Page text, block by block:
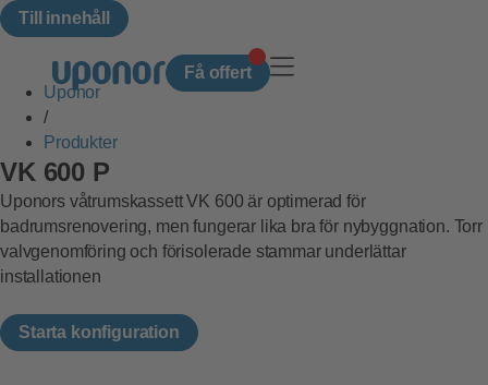
Till innehåll
Få offert
{{count}}
Uponor
/
Produkter
VK 600 P
Uponors våtrumskassett VK 600 är optimerad för
badrumsrenovering, men fungerar lika bra för nybyggnation. Torr
valvgenomföring och förisolerade stammar underlättar
installationen
Starta konfiguration